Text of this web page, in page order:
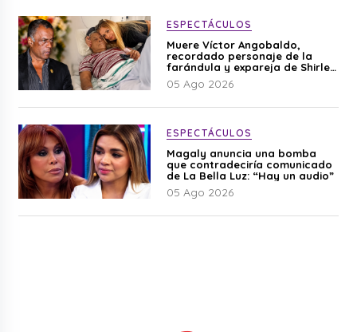
ESPECTÁCULOS
Muere Víctor Angobaldo,
recordado personaje de la
farándula y expareja de Shirley
Cherres
05 Ago 2026
ESPECTÁCULOS
Magaly anuncia una bomba
que contradeciría comunicado
de La Bella Luz: “Hay un audio”
05 Ago 2026